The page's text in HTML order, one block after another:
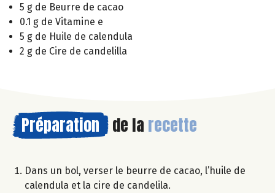
5 g de Beurre de cacao
0.1 g de Vitamine e
5 g de Huile de calendula
2 g de Cire de candelilla
Préparation de la recette
Dans un bol, verser le beurre de cacao, l’huile de
calendula et la cire de candelila.